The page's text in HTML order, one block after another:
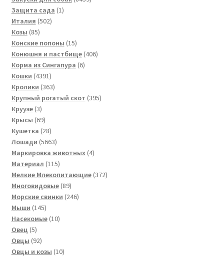
Защита сада 11
Италия 502502
Козы 8585
товаров
Конские попоны 1515
товаров
Конюшня и пастбище 406406
Корма из Сингапура 66
Кошки 43914391
товар
Кролики 363363
товара
Крупный рогатый скот 395395
Круузе 33
товара
Крысы 6969
товаров
Кушетка 2828
товаров
Лошади 56635663
товара
Маркировка животных 44
Материал 115115
товаров
Мелкие Млекопитающие 372372
Многовидовые 8989
товаров
Морские свинки 246246
Мыши 145145
товаров
Насекомые 1010
Овец 55
товаров
Овцы 9292
товара
Овцы и козы 1010